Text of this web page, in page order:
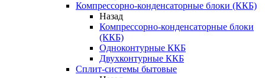
Компрессорно-конденсаторные блоки (ККБ)
Назад
Компрессорно-конденсаторные блоки
(ККБ)
Одноконтурные ККБ
Двухконтурные ККБ
Сплит-системы бытовые